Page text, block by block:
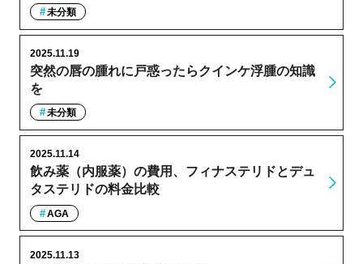
未分類
突然の唇の腫れに戸惑ったらクインケ浮腫の知識
を
2025.11.19
未分類
飲み薬（内服薬）の費用、フィナステリドとデュ
タステリドの料金比較
2025.11.14
AGA
2025.11.13